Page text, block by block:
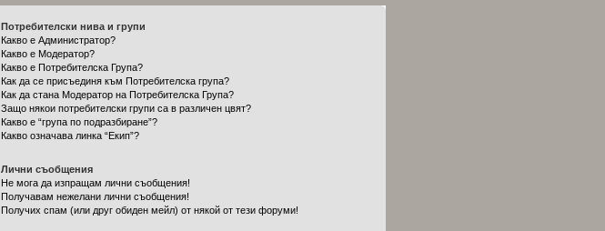
Потребителски нива и групи
Какво е Администратор?
Какво е Модератор?
Какво е Потребителска Група?
Как да се присъединя към Потребителска група?
Как да стана Модератор на Потребителска Група?
Защо някои потребителски групи са в различен цвят?
Какво е “група по подразбиране”?
Какво означава линка “Екип”?
Лични съобщения
Не мога да изпращам лични съобщения!
Получавам нежелани лични съобщения!
Получих спам (или друг обиден мейл) от някой от тези форуми!